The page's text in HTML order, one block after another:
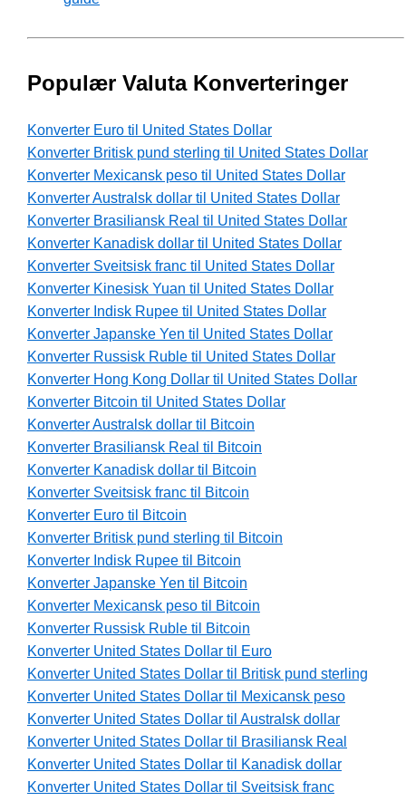
Populær Valuta Konverteringer
Konverter Euro til United States Dollar
Konverter Britisk pund sterling til United States Dollar
Konverter Mexicansk peso til United States Dollar
Konverter Australsk dollar til United States Dollar
Konverter Brasiliansk Real til United States Dollar
Konverter Kanadisk dollar til United States Dollar
Konverter Sveitsisk franc til United States Dollar
Konverter Kinesisk Yuan til United States Dollar
Konverter Indisk Rupee til United States Dollar
Konverter Japanske Yen til United States Dollar
Konverter Russisk Ruble til United States Dollar
Konverter Hong Kong Dollar til United States Dollar
Konverter Bitcoin til United States Dollar
Konverter Australsk dollar til Bitcoin
Konverter Brasiliansk Real til Bitcoin
Konverter Kanadisk dollar til Bitcoin
Konverter Sveitsisk franc til Bitcoin
Konverter Euro til Bitcoin
Konverter Britisk pund sterling til Bitcoin
Konverter Indisk Rupee til Bitcoin
Konverter Japanske Yen til Bitcoin
Konverter Mexicansk peso til Bitcoin
Konverter Russisk Ruble til Bitcoin
Konverter United States Dollar til Euro
Konverter United States Dollar til Britisk pund sterling
Konverter United States Dollar til Mexicansk peso
Konverter United States Dollar til Australsk dollar
Konverter United States Dollar til Brasiliansk Real
Konverter United States Dollar til Kanadisk dollar
Konverter United States Dollar til Sveitsisk franc